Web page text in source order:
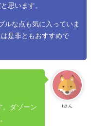
思います。
ルな点も気に入っていま
是非ともおすすめで
tさん
。ダゾーン